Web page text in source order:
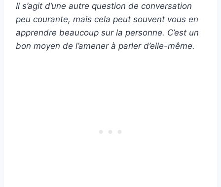
Il s’agit d’une autre question de conversation
peu courante, mais cela peut souvent vous en
apprendre beaucoup sur la personne. C’est un
bon moyen de l’amener à parler d’elle-même.